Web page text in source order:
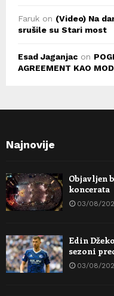
Faruk on (Video) Na
srušile su Stari most
Esad Jaganjac on
AGREEMENT KAO
Najnovije
Objavljen
koncerata
03/08/
Edin
sezoni
03/08/